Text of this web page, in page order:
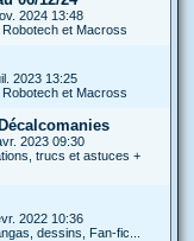
2024 13:48
et Macross
2023 13:25
et Macross
2023 09:30
trucs et astuces +
2022 10:36
dessins, Fan-fic...